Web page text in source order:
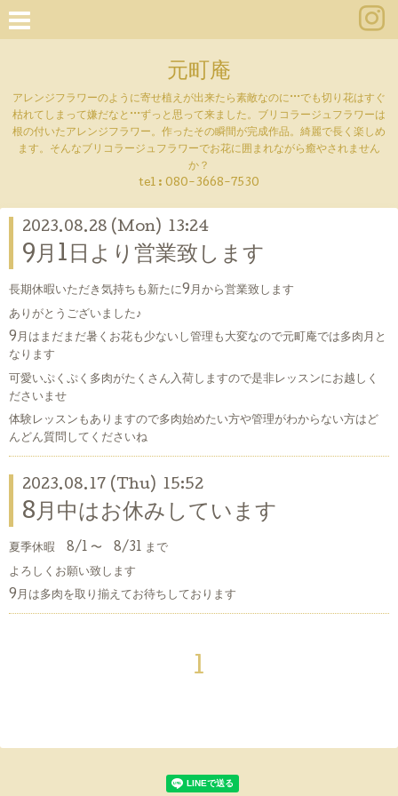
元町庵
アレンジフラワーのように寄せ植えが出来たら素敵なのに···でも切り花はすぐ
枯れてしまって嫌だなと···ずっと思って来ました。ブリコラージュフラワーは
根の付いたアレンジフラワー。作ったその瞬間が完成作品。綺麗で長く楽しめ
ます。そんなブリコラージュフラワーでお花に囲まれながら癒やされません
か？
tel : 080-3668-7530
2023.08.28 (Mon) 13:24
9月1日より営業致します
長期休暇いただき気持ちも新たに9月から営業致します
ありがとうございました♪
9月はまだまだ暑くお花も少ないし管理も大変なので元町庵では多肉月と
なります
可愛いぷくぷく多肉がたくさん入荷しますので是非レッスンにお越しく
ださいませ
体験レッスンもありますので多肉始めたい方や管理がわからない方はど
んどん質問してくださいね
2023.08.17 (Thu) 15:52
8月中はお休みしています
夏季休暇 8/1 〜 8/31 まで
よろしくお願い致します
9月は多肉を取り揃えてお待ちしております
1